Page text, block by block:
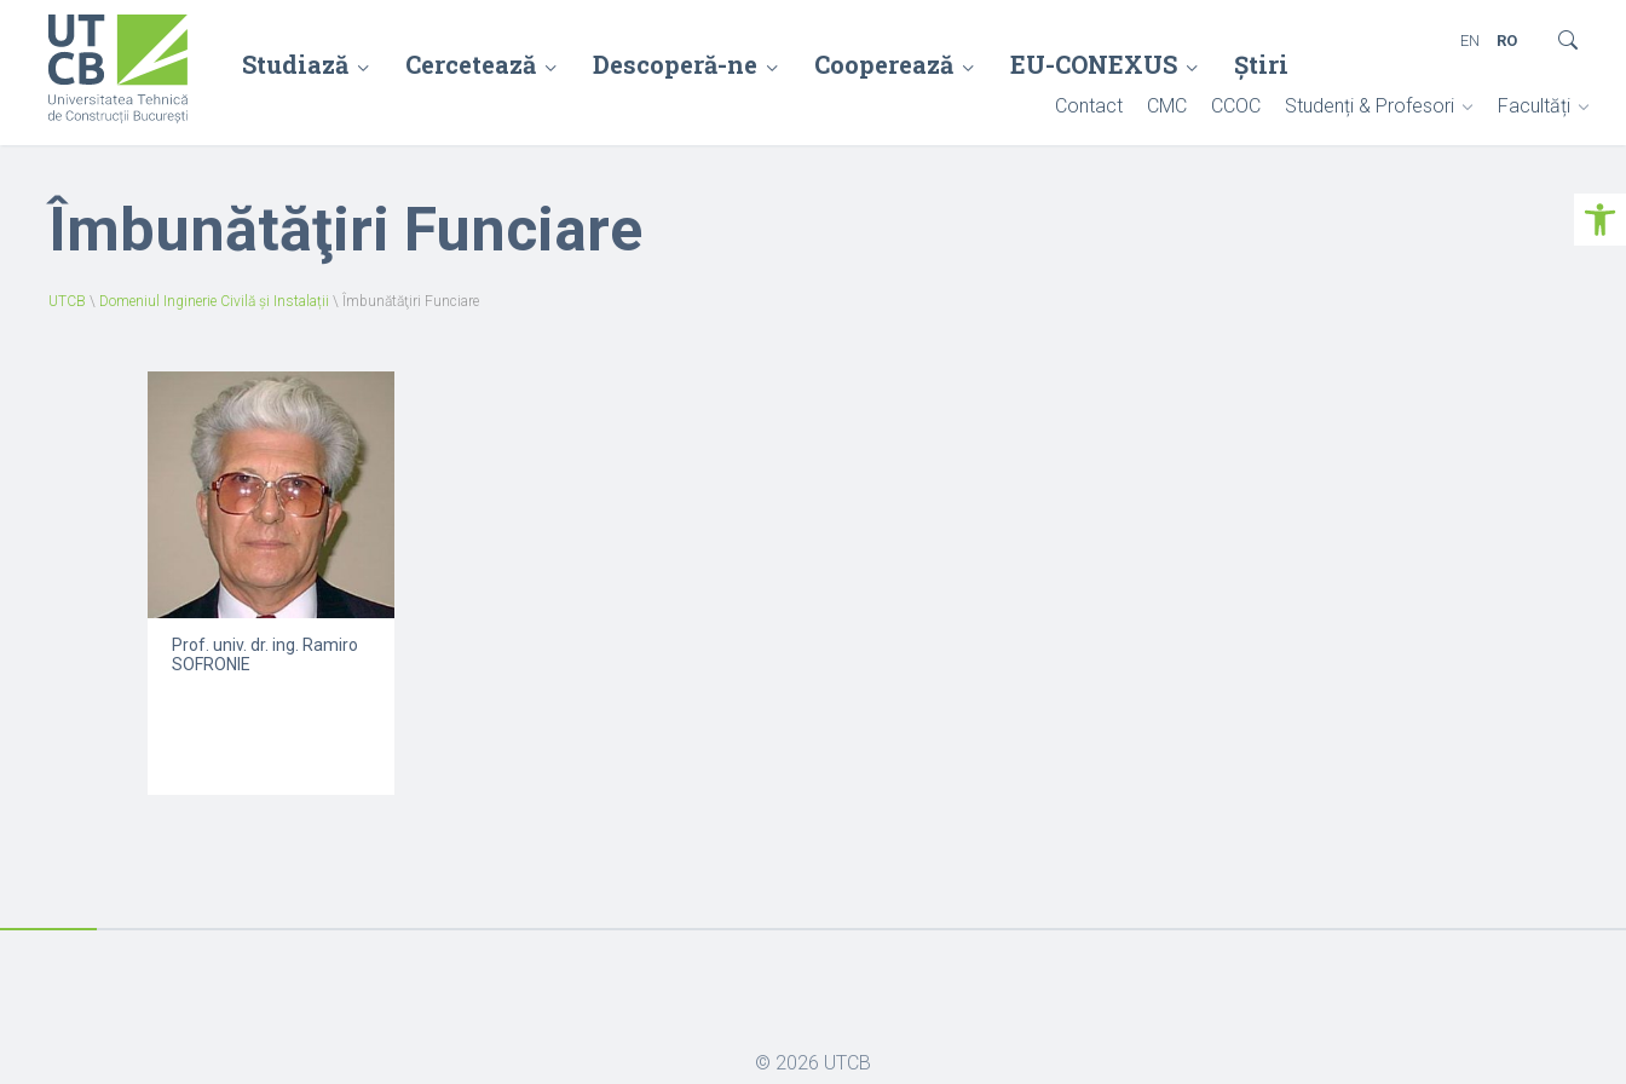
Deschide
Studiază Cercetează Descoperă-ne Cooperează EU-CONEXUS Știri
Contact CMC CCOC Studenți & Profesori Facultăți
EN RO
Îmbunătăţiri Funciare
UTCB \ Domeniul Inginerie Civilă și Instalații \ Îmbunătăţiri Funciare
Prof. univ. dr. ing. Ramiro
SOFRONIE
© 2026 UTCB